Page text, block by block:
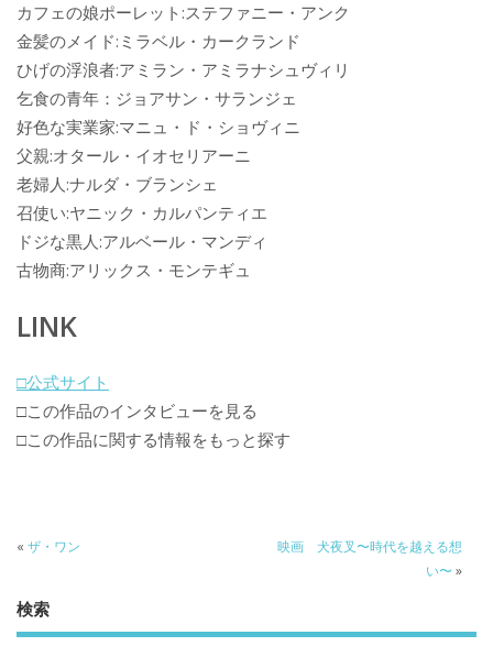
カフェの娘ポーレット:ステファニー・アンク
金髪のメイド:ミラベル・カークランド
ひげの浮浪者:アミラン・アミラナシュヴィリ
乞食の青年：ジョアサン・サランジェ
好色な実業家:マニュ・ド・ショヴィニ
父親:オタール・イオセリアーニ
老婦人:ナルダ・ブランシェ
召使い:ヤニック・カルパンティエ
ドジな黒人:アルベール・マンディ
古物商:アリックス・モンテギュ
LINK
□公式サイト
□この作品のインタビューを見る
□この作品に関する情報をもっと探す
« ザ・ワン
映画 犬夜叉〜時代を越える想
い〜»
検索